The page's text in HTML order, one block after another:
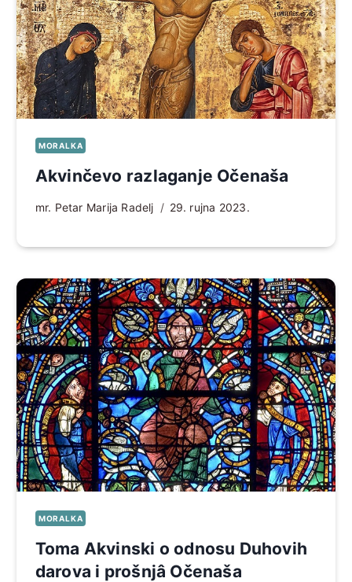
MORALKA
Akvinčevo razlaganje Očenaša
mr. Petar Marija Radelj 29. rujna 2023.
MORALKA
Toma Akvinski o odnosu Duhovih
darova i prošnjâ Očenaša